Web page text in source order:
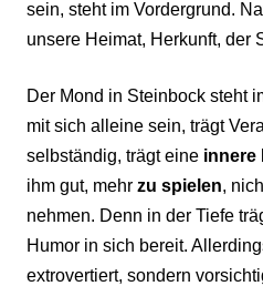
sein, steht im Vordergrund.
unsere Heimat, Herkunft, der
Der Mond in Steinbock steht
mit sich alleine sein, trägt
selbständig, trägt eine innere
ihm gut, mehr zu spielen,
nehmen. Denn in der Tiefe
Humor in sich bereit.
extrovertiert, sondern